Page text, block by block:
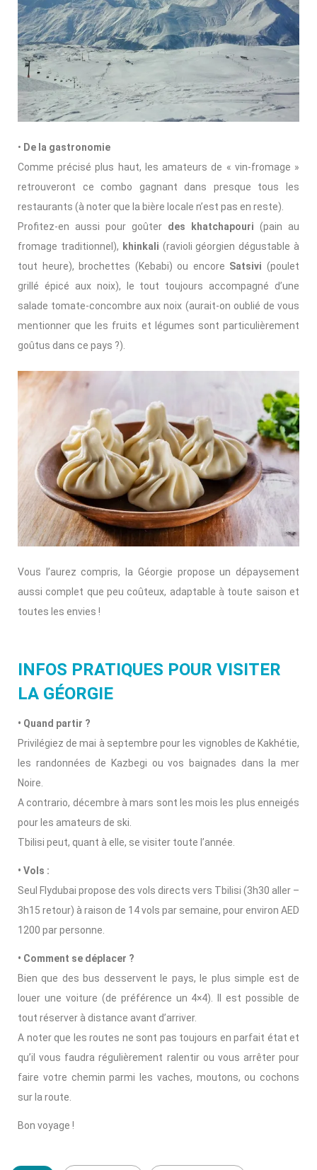
• De la gastronomie
Comme précisé plus haut, les amateurs de « vin-fromage »
retrouveront ce combo gagnant dans presque tous les
restaurants (à noter que la bière locale n’est pas en reste).
Profitez-en aussi pour goûter des khatchapouri (pain au
fromage traditionnel), khinkali (ravioli géorgien dégustable à
tout heure), brochettes (Kebabi) ou encore Satsivi (poulet
grillé épicé aux noix), le tout toujours accompagné d’une
salade tomate-concombre aux noix (aurait-on oublié de vous
mentionner que les fruits et légumes sont particulièrement
goûtus dans ce pays ?).
Vous l’aurez compris, la Géorgie propose un dépaysement
aussi complet que peu coûteux, adaptable à toute saison et
toutes les envies !
INFOS PRATIQUES POUR VISITER
LA GÉORGIE
• Quand partir ?
Privilégiez de mai à septembre pour les vignobles de Kakhétie,
les randonnées de Kazbegi ou vos baignades dans la mer
Noire.
A contrario, décembre à mars sont les mois les plus enneigés
pour les amateurs de ski.
Tbilisi peut, quant à elle, se visiter toute l’année.
• Vols :
Seul Flydubai propose des vols directs vers Tbilisi (3h30 aller –
3h15 retour) à raison de 14 vols par semaine, pour environ AED
1200 par personne.
• Comment se déplacer ?
Bien que des bus desservent le pays, le plus simple est de
louer une voiture (de préférence un 4×4). Il est possible de
tout réserver à distance avant d’arriver.
A noter que les routes ne sont pas toujours en parfait état et
qu’il vous faudra régulièrement ralentir ou vous arrêter pour
faire votre chemin parmi les vaches, moutons, ou cochons
sur la route.
Bon voyage !